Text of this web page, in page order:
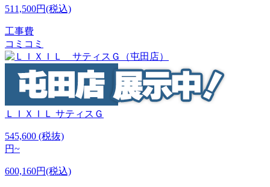
511,500円(税込)
工事費
コミコミ
ＬＩＸＩＬ サティスＧ
545,600 (税抜)
円~
600,160円(税込)